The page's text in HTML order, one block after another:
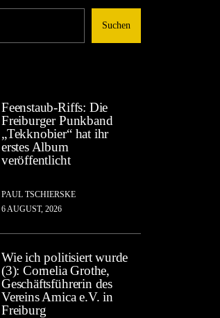
Suchen
Feenstaub-Riffs: Die
Freiburger Punkband
„Tekknobier“ hat ihr
erstes Album
veröffentlicht
PAUL TSCHIERSKE
6 AUGUST, 2026
Wie ich politisiert wurde
(3): Cornelia Grothe,
Geschäftsführerin des
Vereins Amica e.V. in
Freiburg